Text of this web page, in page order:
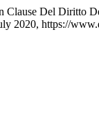
Clause Del Diritto
2020, https://